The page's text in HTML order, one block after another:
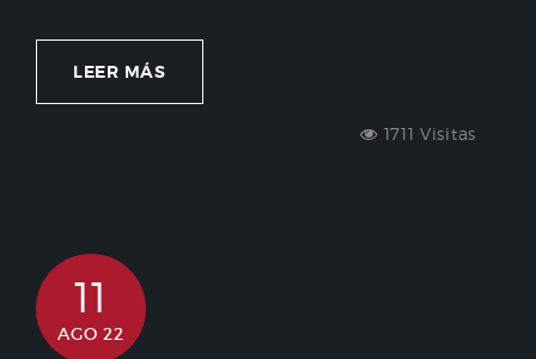
LEER MÁS
1711 Visitas
11
AGO 22